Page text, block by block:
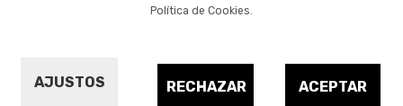
Política de Cookies.
AJUSTOS ACEPTAR
RECHAZAR